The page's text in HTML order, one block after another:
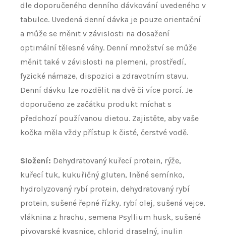
dle doporučeného denního dávkování uvedeného v
tabulce. Uvedená denní dávka je pouze orientační
a může se měnit v závislosti na dosažení
optimální tělesné váhy. Denní množství se může
měnit také v závislosti na plemeni, prostředí,
fyzické námaze, dispozici a zdravotním stavu.
Denní dávku lze rozdělit na dvě či více porcí. Je
doporučeno ze začátku produkt míchat s
předchozí používanou dietou. Zajistěte, aby vaše
kočka měla vždy přístup k čisté, čerstvé vodě.
Složení: Dehydratovaný kuřecí protein, rýže,
kuřecí tuk, kukuřičný gluten, lněné semínko,
hydrolyzovaný rybí protein, dehydratovaný rybí
protein, sušené řepné řízky, rybí olej, sušená vejce,
vláknina z hrachu, semena Psyllium husk, sušené
pivovarské kvasnice, chlorid draselný, inulin